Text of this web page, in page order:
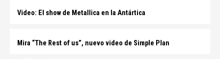
Video: El show de Metallica en la Antártica
Mira “The Rest of us”, nuevo video de Simple Plan